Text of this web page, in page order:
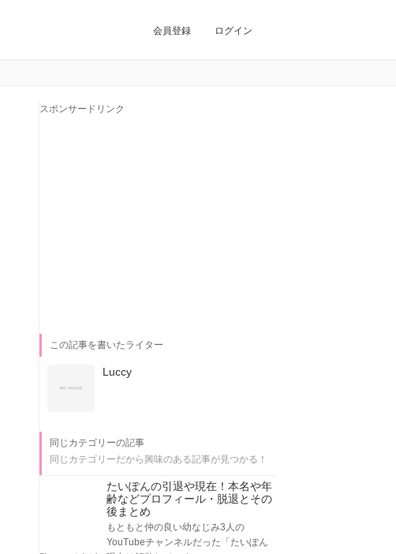
会員登録 ログイン
スポンサードリンク
この記事を書いたライター
Luccy
同じカテゴリーの記事
同じカテゴリーだから興味のある記事が見つかる！
たいぽんの引退や現在！本名や年
齢などプロフィール・脱退とその
後まとめ
もともと仲の良い幼なじみ3人の
YouTubeチャンネルだった「たいぽん